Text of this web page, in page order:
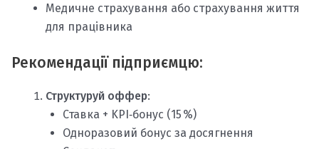
Медичне страхування або страхування життя
для працівника
Рекомендації підприємцю:
Структуруй оффер:
Ставка + KPI‑бонус (15 %)
Одноразовий бонус за досягнення